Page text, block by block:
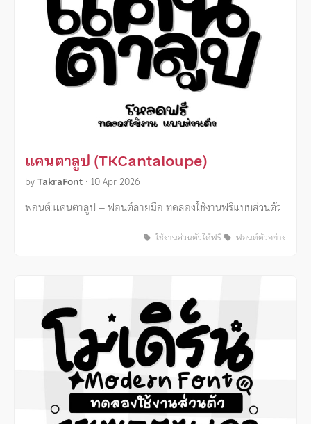
แคนตาลูป (TKCantaloupe)
byTakraFont • 10 Apr 2026
ฟอนต์:แคนตาลูป – ฟอนต์ลายมือ ทดลองใช้งานฟรีแบบส่วนตัว
ใช้งานส่วนตัวได้ฟรี ฟอนต์ตัวอย่าง